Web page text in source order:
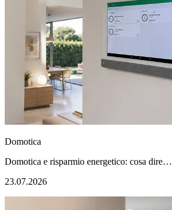
Domotica
Domotica e risparmio energetico: cosa dire…
23.07.2026